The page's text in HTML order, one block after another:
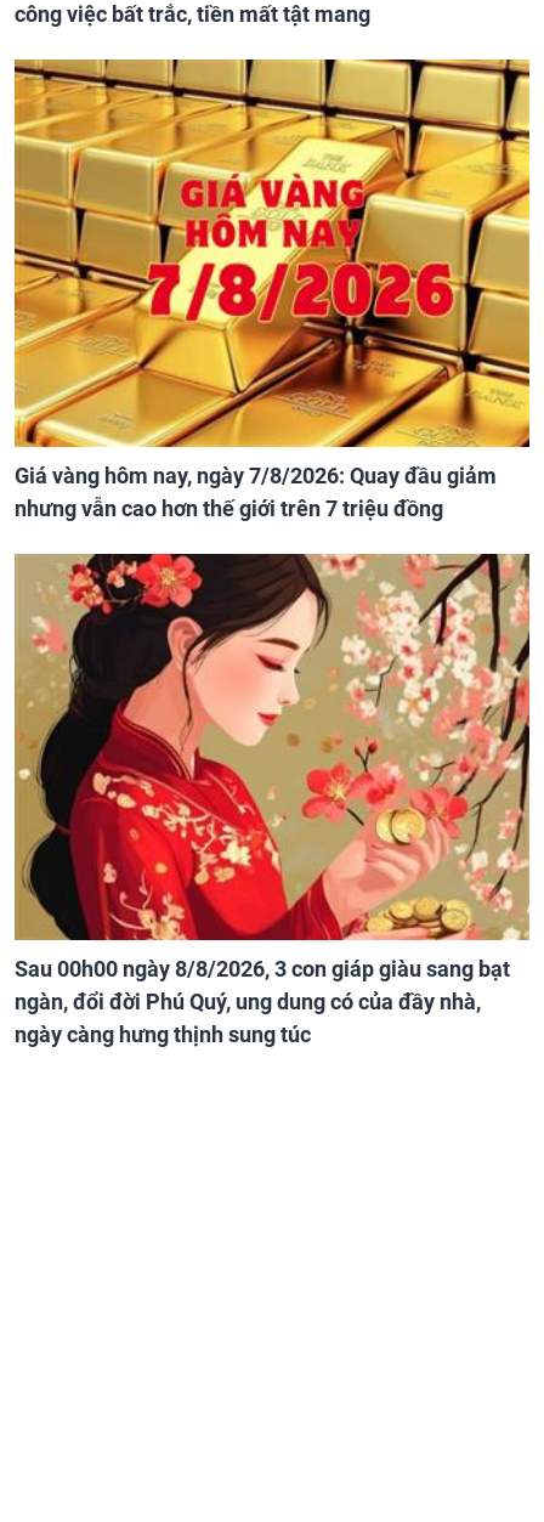
công việc bất trắc, tiền mất tật mang
Giá vàng hôm nay, ngày 7/8/2026: Quay đầu giảm
nhưng vẫn cao hơn thế giới trên 7 triệu đồng
Sau 00h00 ngày 8/8/2026, 3 con giáp giàu sang bạt
ngàn, đổi đời Phú Quý, ung dung có của đầy nhà,
ngày càng hưng thịnh sung túc